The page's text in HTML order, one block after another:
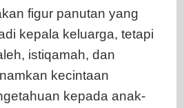
figur panutan yang
kepala keluarga, tetapi
istiqamah, dan
kecintaan
kepada anak-